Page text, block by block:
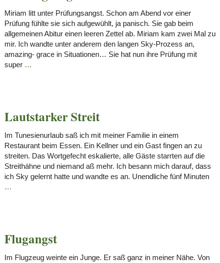
Miriam litt unter Prüfungsangst. Schon am Abend vor einer
Prüfung fühlte sie sich aufgewühlt, ja panisch. Sie gab beim
allgemeinen Abitur einen leeren Zettel ab. Miriam kam zwei Mal zu
mir. Ich wandte unter anderem den langen Sky-Prozess an,
amazing- grace in Situationen… Sie hat nun ihre Prüfung mit
super …
Lautstarker Streit
Im Tunesienurlaub saß ich mit meiner Familie in einem
Restaurant beim Essen. Ein Kellner und ein Gast fingen an zu
streiten. Das Wortgefecht eskalierte, alle Gäste starrten auf die
Streithähne und niemand aß mehr. Ich besann mich darauf, dass
ich Sky gelernt hatte und wandte es an. Unendliche fünf Minuten
…
Flugangst
Im Flugzeug weinte ein Junge. Er saß ganz in meiner Nähe. Von